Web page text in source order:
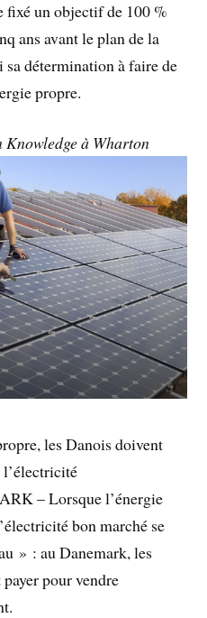
fixé un objectif de 100 %
ans avant le plan de la
détermination à faire de
propre.
Knowledge à Wharton
les Danois doivent
l’électricité
– Lorsque l’énergie
bon marché se
» : au Danemark, les
pour vendre